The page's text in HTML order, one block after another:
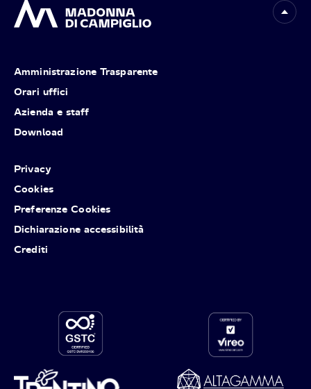
Amministrazione Trasparente
Orari uffici
Azienda e staff
Download
Privacy
Cookies
Preferenze Cookies
Dichiarazione accessibilità
Crediti